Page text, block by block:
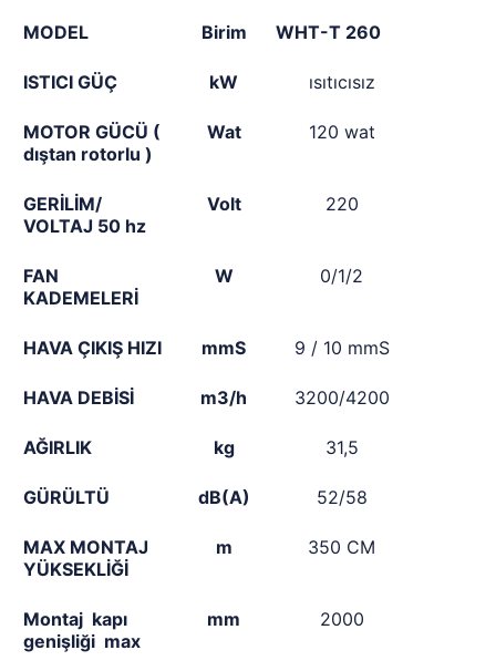
MODEL Birim WHT-T 260
ISTICI GÜÇ kW ısıtıcısız
MOTOR GÜCÜ (
dıştan rotorlu )
Wat 120 wat
GERİLİM/
VOLTAJ 50 hz
Volt 220
FAN
KADEMELERİ
W 0/1/2
HAVA ÇIKIŞ HIZI mmS 9 / 10 mmS
HAVA DEBİSİ m3/h 3200/4200
AĞIRLIK kg 31,5
GÜRÜLTÜ dB(A) 52/58
MAX MONTAJ
YÜKSEKLİĞİ
m 350 CM
Montaj kapı
genişliği max
mm 2000